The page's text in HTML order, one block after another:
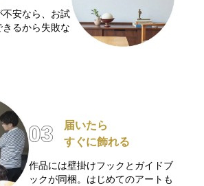
安なら、お試
きるから失敗な
届いたら
すぐに飾れる
作品には壁掛けフックとガイドブ
ックが同梱。はじめてのアートも